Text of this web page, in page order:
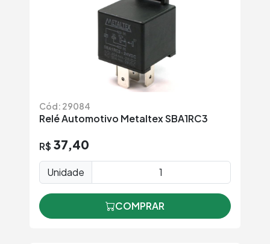
Cód: 29084
Relé Automotivo Metaltex SBA1RC3
R$ 37,40
Unidade
COMPRAR